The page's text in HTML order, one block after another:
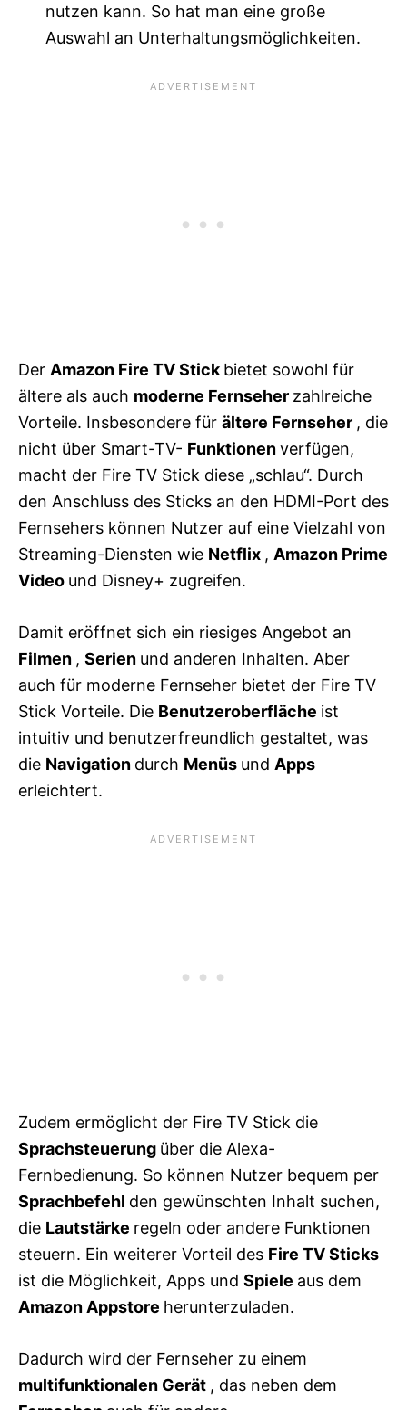
nutzen kann. So hat man eine große
Auswahl an Unterhaltungsmöglichkeiten.
Der Amazon Fire TV Stick bietet sowohl für
ältere als auch moderne Fernseher zahlreiche
Vorteile. Insbesondere für ältere Fernseher , die
nicht über Smart-TV- Funktionenverfügen,
macht der Fire TV Stick diese „schlau“. Durch
den Anschluss des Sticks an den HDMI-Port des
Fernsehers können Nutzer auf eine Vielzahl von
Streaming-Diensten wie Netflix , Amazon Prime
Video und Disney+ zugreifen.
Damit eröffnet sich ein riesiges Angebot an
Filmen , Serien und anderen Inhalten. Aber
auch für moderne Fernseher bietet der Fire TV
Stick Vorteile. Die Benutzeroberfläche ist
intuitiv und benutzerfreundlich gestaltet, was
die Navigation durch Menüs und Apps
erleichtert.
Zudem ermöglicht der Fire TV Stick die
Sprachsteuerung über die Alexa-
Fernbedienung. So können Nutzer bequem per
Sprachbefehl den gewünschten Inhalt suchen,
die Lautstärke regeln oder andere Funktionen
steuern. Ein weiterer Vorteil des Fire TV Sticks
ist die Möglichkeit, Apps und Spiele aus dem
Amazon Appstore herunterzuladen.
Dadurch wird der Fernseher zu einem
multifunktionalen Gerät , das neben dem